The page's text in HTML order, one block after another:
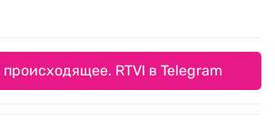
RTVI в Telegram